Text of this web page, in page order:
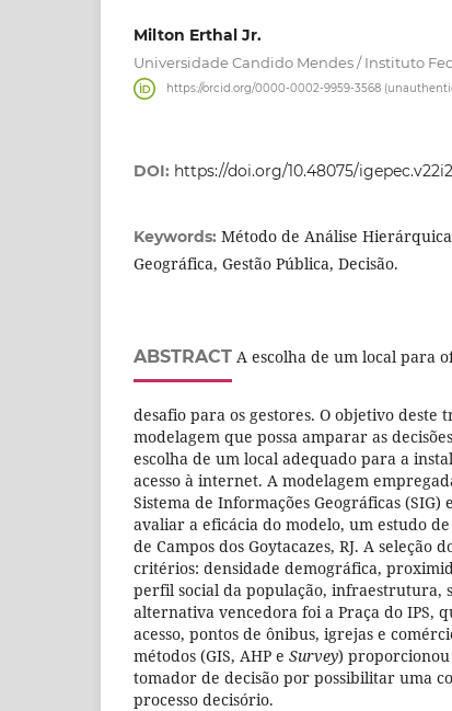
Milton Erthal Jr.
Universidade Candido Mendes / Instituto
https://orcid.org/0000-0002-9959-3568
DOI: https://doi.org/10.48075/
Keywords: Método de Análise
Geográfica, Gestão Pública, Decisão.
ABSTRACT A escolha de um local para
desafio para os gestores. O objetivo
modelagem que possa amparar as
escolha de um local adequado para a
acesso à internet. A modelagem
Sistema de Informações Geográficas
avaliar a eficácia do modelo, um estudo
de Campos dos Goytacazes, RJ. A seleção
critérios: densidade demográfica,
perfil social da população, infraestrutura,
alternativa vencedora foi a Praça do IPS,
acesso, pontos de ônibus, igrejas e
métodos (GIS, AHP e Survey) proporcionou
tomador de decisão por possibilitar uma
processo decisório.